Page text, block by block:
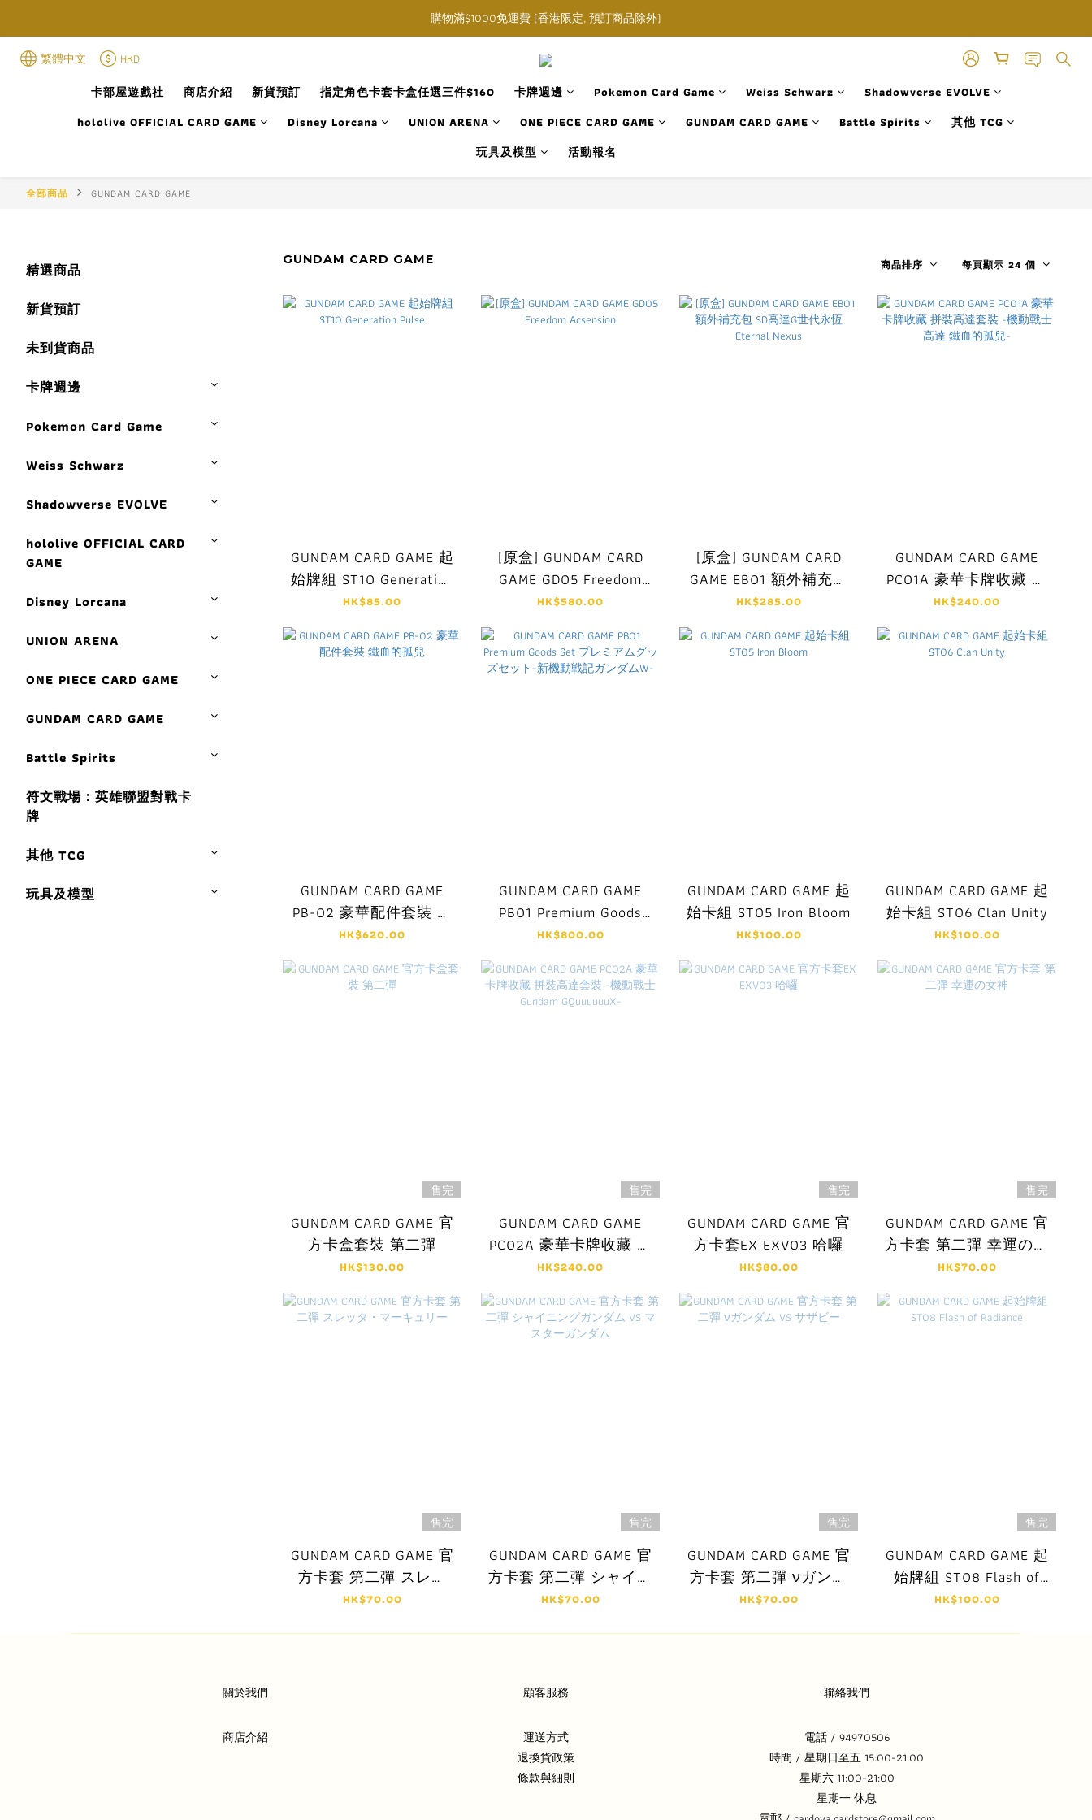
購物滿$1000免運費 (香港限定, 預訂商品除外)
購物滿$1000免運費 (香港限定, 預訂商品除外)
指定角色卡套卡盒任選三件$160
購物滿$1000免運費 (香港限定, 預訂商品除外)
繁體中文
HKD
卡部屋遊戲社
商店介紹 新貨預訂 指定角色卡套卡盒任選三件$160 卡牌週邊 Pokemon Card Game Weiss Schwarz
Shadowverse EVOLVE
hololive OFFICIAL CARD GAME
Disney Lorcana UNION ARENA ONE PIECE CARD GAME GUNDAM CARD GAME Battle Spirits
其他 TCG
玩具及模型
活動報名
全部商品 GUNDAM CARD GAME
精選商品
新貨預訂
未到貨商品
卡牌週邊
Pokemon Card Game
Weiss Schwarz
Shadowverse EVOLVE
hololive OFFICIAL CARD
GAME
Disney Lorcana
UNION ARENA
ONE PIECE CARD GAME
GUNDAM CARD GAME
Battle Spirits
符文戰場：英雄聯盟對戰卡
牌
其他 TCG
玩具及模型
GUNDAM CARD GAME 商品排序 每頁顯示 24 個
GUNDAM CARD GAME 起
始牌組 ST10 Generation
Pulse
HK$85.00
[原盒] GUNDAM CARD
GAME GD05 Freedom
Acsension
HK$580.00
[原盒] GUNDAM CARD
GAME EB01 額外補充包
SD高達G世代永恆
HK$285.00
GUNDAM CARD GAME
PC01A 豪華卡牌收藏 拼
裝高達套裝 -機動戰士高
HK$240.00
GUNDAM CARD GAME
PB-02 豪華配件套裝 鐵
血的孤兒
HK$620.00
GUNDAM CARD GAME
PB01 Premium Goods
Set プレミアムグッズ
セット-新機動戦記ガン
ダムW-
HK$800.00
GUNDAM CARD GAME 起
始卡組 ST05 Iron Bloom
HK$100.00
GUNDAM CARD GAME 起
始卡組 ST06 Clan Unity
HK$100.00
售完
GUNDAM CARD GAME 官
方卡盒套裝 第二彈
HK$130.00
售完
GUNDAM CARD GAME
PC02A 豪華卡牌收藏 拼
裝高達套裝 -機動戰士
HK$240.00
售完
GUNDAM CARD GAME 官
方卡套EX EXV03 哈囉
HK$80.00
售完
GUNDAM CARD GAME 官
方卡套 第二彈 幸運の女
神
HK$70.00
售完
GUNDAM CARD GAME 官
方卡套 第二彈 スレッ
タ・マーキュリー
HK$70.00
售完
GUNDAM CARD GAME 官
方卡套 第二彈 シャイニ
ングガンダム VS マスタ
HK$70.00
售完
GUNDAM CARD GAME 官
方卡套 第二彈 νガンダ
ム VS サザビー
HK$70.00
售完
GUNDAM CARD GAME 起
始牌組 ST08 Flash of
Radiance
HK$100.00
關於我們
商店介紹
顧客服務
運送方式
退換貨政策
條款與細則
聯絡我們
電話 / 94970506
時間 / 星期日至五 15:00-21:00
星期六 11:00-21:00
星期一 休息